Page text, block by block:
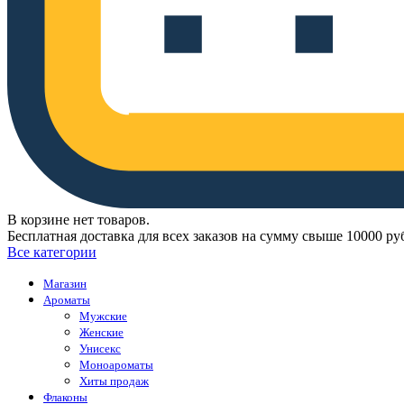
В корзине нет товаров.
Бесплатная доставка для всех заказов на сумму свыше 10000
Все категории
Магазин
Ароматы
Мужские
Женские
Унисекс
Моноароматы
Хиты продаж
Флаконы